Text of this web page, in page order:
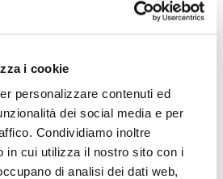
i cookie
personalizzare contenuti ed
dei social media e per
Condividiamo inoltre
in cui utilizza il nostro sito con i
di analisi dei dati web,